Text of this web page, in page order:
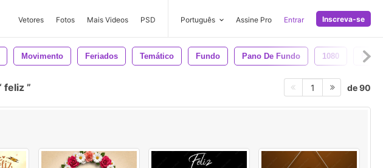
Vetores Fotos Mais Videos PSD Português Assine Pro Entrar Inscreva-se
Movimento Feriados Temático Fundo Pano De Fundo 1080
feliz 1 de 90